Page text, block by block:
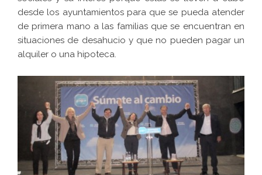
desde los ayuntamientos para que se pueda atender
de primera mano a las familias que se encuentran en
situaciones de desahucio y que no pueden pagar un
alquiler o una hipoteca.